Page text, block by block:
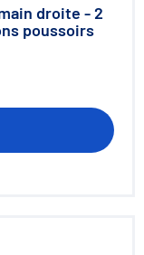
droite - 2
poussoirs